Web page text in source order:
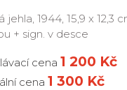
jehla, 1944, 15,9 x
+ sign. v desce
cena 1 200 Kč
cena 1 300 Kč